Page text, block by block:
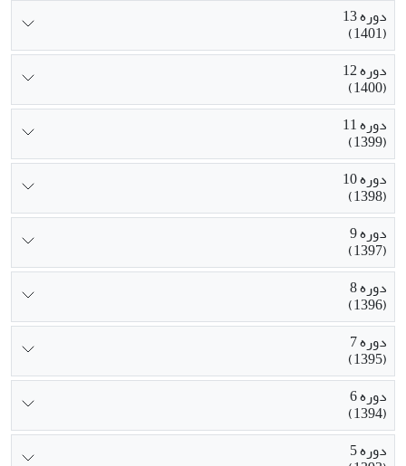
دوره 13
(1401)
دوره 12
(1400)
دوره 11
(1399)
دوره 10
(1398)
دوره 9
(1397)
دوره 8
(1396)
دوره 7
(1395)
دوره 6
(1394)
دوره 5